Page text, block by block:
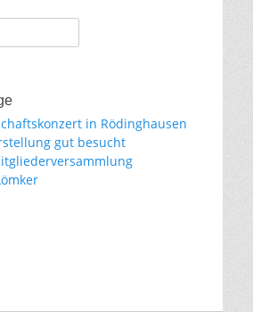
in Rödinghausen
gut besucht